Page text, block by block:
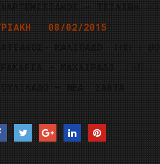
– ΤΣΙΛΙΒΗ
08/02/2015
ΚΑΛΙΠΑΔΟ ΓΗΠ :
– ΜΑΧΑΙΡΑΔΟ ΓΗΠ :
– ΝΕΑ ΣΑΝΤΑ ΓΗΠ